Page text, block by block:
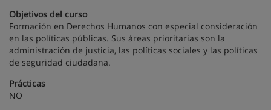
Objetivos del curso
Formación en Derechos Humanos con especial consideración
en las políticas públicas. Sus áreas prioritarias son la
administración de justicia, las políticas sociales y las políticas
de seguridad ciudadana.
Prácticas
NO